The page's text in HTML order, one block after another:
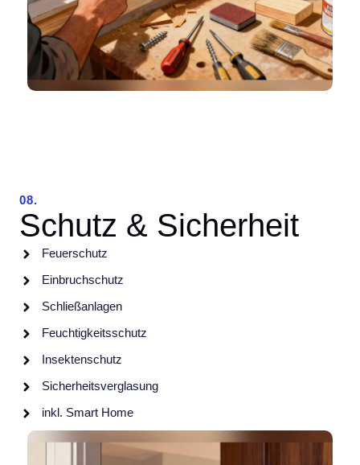
08.
Schutz & Sicherheit
Feuerschutz
Einbruchschutz
Schließanlagen
Feuchtigkeitsschutz
Insektenschutz
Sicherheitsverglasung
inkl. Smart Home